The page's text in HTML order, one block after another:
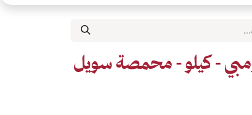
- كيلو - محمصة سويل